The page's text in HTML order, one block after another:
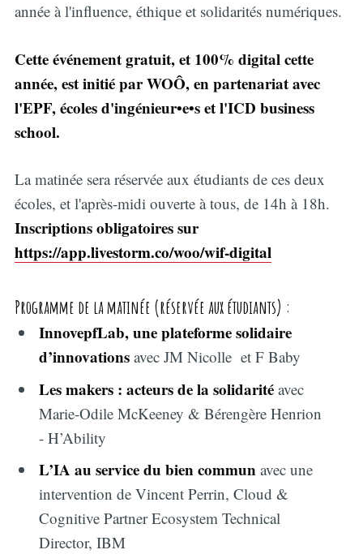
année à l'influence, éthique et solidarités numériques.
Cette événement gratuit, et 100% digital cette
année, est initié par WOÔ, en partenariat avec
l'EPF, écoles d'ingénieur•e•s et l'ICD business
school.
La matinée sera réservée aux étudiants de ces deux
écoles, et l'après-midi ouverte à tous, de 14h à 18h.
Inscriptions obligatoires sur
https://app.livestorm.co/woo/wif-digital
Programme de la matinée (réservée aux étudiants) :
InnovepfLab, une plateforme solidaire
d’innovations avec JM Nicolle et F Baby
Les makers : acteurs de la solidarité avec
Marie-Odile McKeeney & Bérengère Henrion
- H’Ability
L’IA au service du bien commun avec une
intervention de Vincent Perrin, Cloud &
Cognitive Partner Ecosystem Technical
Director, IBM